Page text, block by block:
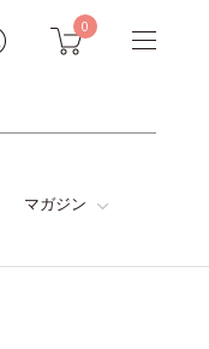
0
マガジン